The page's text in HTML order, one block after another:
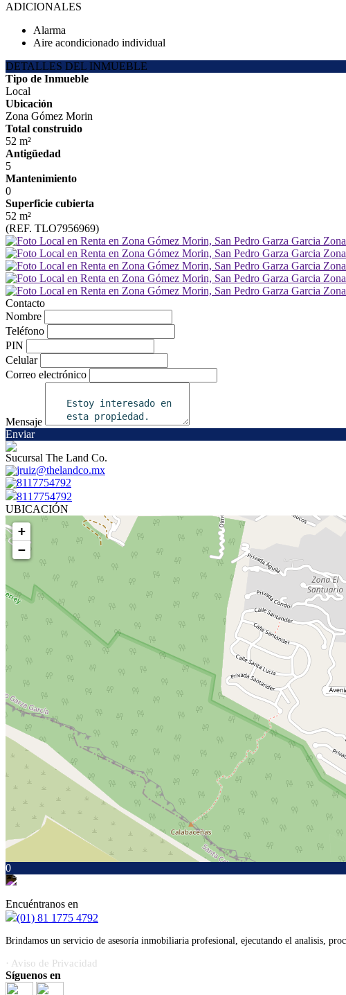
ADICIONALES
Alarma
Aire acondicionado individual
DETALLES DEL INMUEBLE
Tipo de Inmueble
Local
Ubicación
Zona Gómez Morin
Total construido
52 m²
Antigüedad
5
Mantenimiento
0
Superficie cubierta
52 m²
(REF. TLO7956969)
Contacto
Nombre
Teléfono
PIN
Celular
Correo electrónico
Mensaje
Enviar
Sucursal The Land Co.
jruiz@thelandco.mx
8117754792
8117754792
UBICACIÓN
+
−
0
Encuéntranos en
(01) 81 1775 4792
Brindamos un servicio de asesoría inmobiliaria profesional, ejecutando el analisis,
· Aviso de Privacidad
Síguenos en